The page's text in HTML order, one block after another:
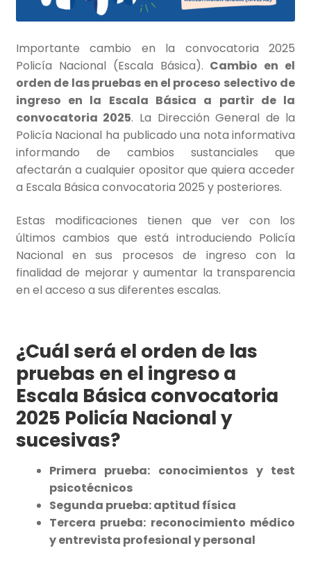
Importante cambio en la convocatoria 2025
Policía Nacional (Escala Básica). Cambio en el
orden de las pruebas en el proceso selectivo de
ingreso en la Escala Básica a partir de la
convocatoria 2025. La Dirección General de la
Policía Nacional ha publicado una nota informativa
informando de cambios sustanciales que
afectarán a cualquier opositor que quiera acceder
a Escala Básica convocatoria 2025 y posteriores.
Estas modificaciones tienen que ver con los
últimos cambios que está introduciendo Policía
Nacional en sus procesos de ingreso con la
finalidad de mejorar y aumentar la transparencia
en el acceso a sus diferentes escalas.
¿Cuál será el orden de las
pruebas en el ingreso a
Escala Básica convocatoria
2025 Policía Nacional y
sucesivas?
Primera prueba: conocimientos y test
psicotécnicos
Segunda prueba: aptitud física
Tercera prueba: reconocimiento médico
y entrevista profesional y personal